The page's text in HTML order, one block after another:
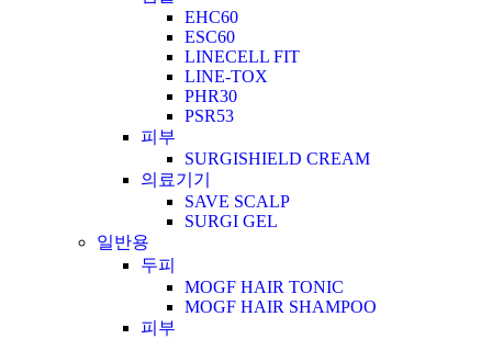
EHC60
ESC60
LINECELL FIT
LINE-TOX
PHR30
PSR53
피부
SURGISHIELD CREAM
의료기기
SAVE SCALP
SURGI GEL
일반용
두피
MOGF HAIR TONIC
MOGF HAIR SHAMPOO
피부